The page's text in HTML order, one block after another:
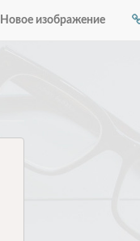
Новое изображение